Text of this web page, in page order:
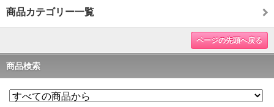
商品カテゴリー一覧
ページの先頭へ戻る
商品検索